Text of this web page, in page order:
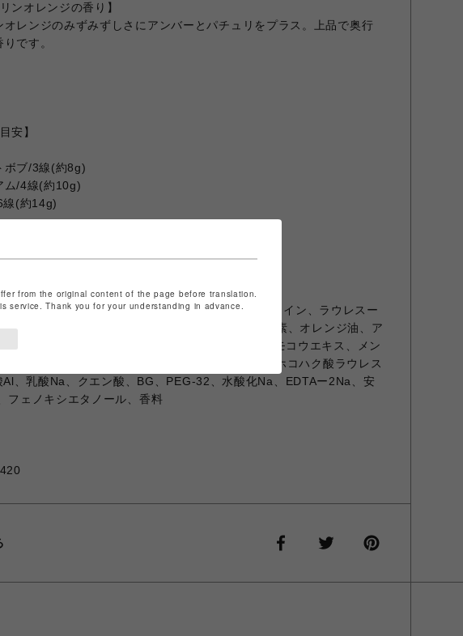
ンオレンジの香り】
オレンジのみずみずしさにアンバーとパチュリをプラス。上品で奥行
です。
安】
ボブ/3線(約8g)
ム/4線(約10g)
線(約14g)
オレフィン(C14ー16)スルホン酸Na、ラウリルベタイン、ラウレスー
エタノール、ココイルグルタミン酸Na、二酸化炭素、オレンジ油、ア
ルニカ花エキス、ムラサキバレンギクエキス、ワレモコウエキス、メン
リクオタニウムー10、ポリクオタニウム-52、スルホコハク酸ラウレス
Al、乳酸Na、クエン酸、BG、PEG-32、水酸化Na、EDTAー2Na、安
フェノキシエタノール、香料
from the original content of the page before translation.
service. Thank you for your understanding in advance.